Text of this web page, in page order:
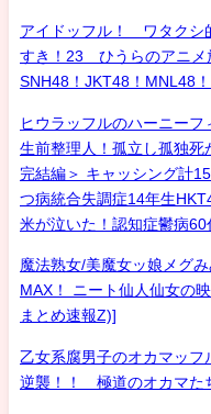
アイドッフル！ ワタクシ
すき！23 ひうらのアニメ
SNH48！JKT48！MNL48
ヒウラッフルのハーニーフ
生前整理人！孤立し孤独死
完結編＞ キャッシング計
つ病統合失調症14年生
米が泣いた！認知症鬱病
魔法熟女/美魔女ッ娘メグ
MAX！ ニート仙人仙女の
まとめ速報Z)]
乙女系腐男子のオカマッ
逆襲！！ 極道のオカマた